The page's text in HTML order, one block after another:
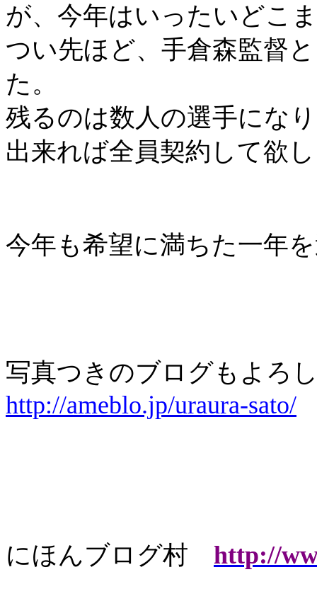
が、今年はいったいどこ
つい先ほど、手倉森監督
た。
残るのは数人の選手にな
出来れば全員契約して欲
今年も希望に満ちた一年
写真つきのブログもよろ
http://ameblo.jp/uraura-sato/
にほんブログ村 http://